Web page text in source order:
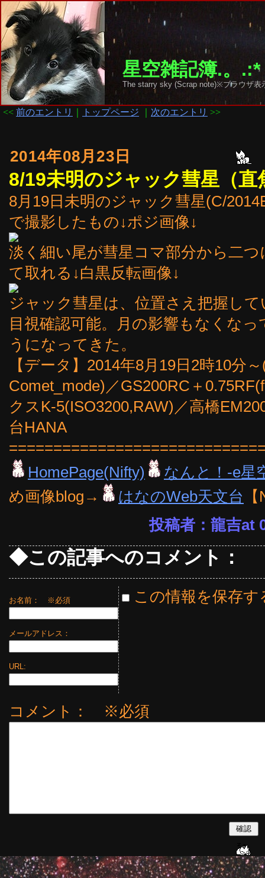
星空雑記簿.。
The starry sky (Scrap note)※ブラウザ
<< 前のエントリ トップページ 次のエントリ >>
2014年08月23日
8/19未明のジャック彗星（直
8月19日未明のジャック彗星(C/
で撮影したもの↓ポジ画像↓
淡く細い尾が彗星コマ部分から二
て取れる↓白黒反転画像↓
ジャック彗星は、位置さえ把握し
目視確認可能。月の影響もなくな
うになってきた。
【データ】2014年8月19日2時10分
Comet_mode)／GS200RC＋
クスK-5(ISO3200,RAW)／高橋
台HANA
HomePage(Nifty)
なんと！-e星
め画像blog→
はなのWeb天文台
投稿者：龍吉at
◆この記事へのコメント：
お名前： ※必須
メールアドレス：
URL:
この情報を保存す
コメント： ※必須